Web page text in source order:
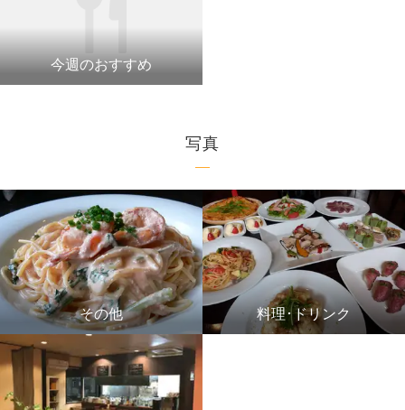
今週のおすすめ
写真
その他 料理･ドリンク